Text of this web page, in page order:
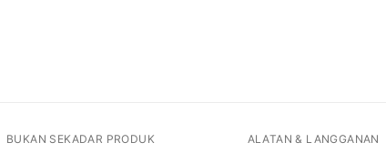
BUKAN SEKADAR PRODUK ALATAN & LANGGANAN